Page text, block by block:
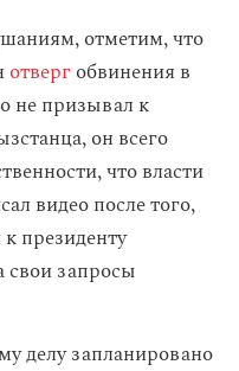
отметим, что
отвергобвинения в
не призывал к
он всего
что власти
видео после того,
президенту
свои запросы
делу запланировано